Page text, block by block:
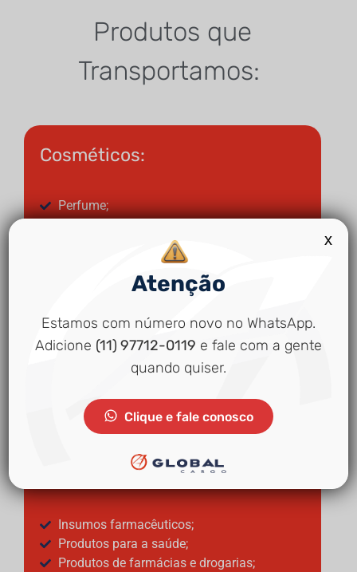
Produtos que
Transportamos:
Cosméticos:
Perfume;
Produtos de higiene;
Correlatos:
Equipamentos médicos;
Materiais de laboratório;
Medicamentos:
Insumos farmacêuticos;
Produtos para a saúde;
Produtos de farmácias e drogarias;
Atenção
Estamos com número novo no WhatsApp.
Adicione (11) 97712-0119 e fale com a gente
quando quiser.
Clique e fale conosco
x